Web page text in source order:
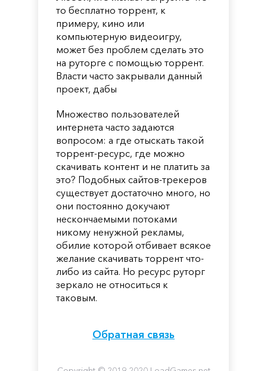
то бесплатно торрент, к
примеру, кино или
компьютерную видеоигру,
может без проблем сделать это
на руторге с помощью торрент.
Власти часто закрывали данный
проект, дабы
Множество пользователей
интернета часто задаются
вопросом: а где отыскать такой
торрент-ресурс, где можно
скачивать контент и не платить за
это? Подобных сайтов-трекеров
существует достаточно много, но
они постоянно докучают
нескончаемыми потоками
никому ненужной рекламы,
обилие которой отбивает всякое
желание скачивать торрент что-
либо из сайта. Но ресурс руторг
зеркало не относиться к
таковым.
Обратная связь